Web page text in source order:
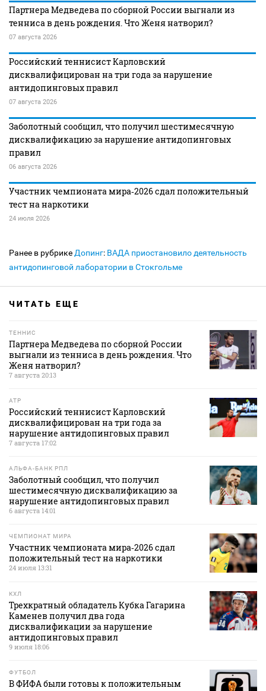
Партнера Медведева по сборной России выгнали из
тенниса в день рождения. Что Женя натворил?
07 августа 2026
Российский теннисист Карловский
дисквалифицирован на три года за нарушение
антидопинговых правил
07 августа 2026
Заболотный сообщил, что получил шестимесячную
дисквалификацию за нарушение антидопинговых
правил
06 августа 2026
Участник чемпионата мира‑2026 сдал положительный
тест на наркотики
24 июля 2026
Ранее в рубрике Допинг: ВАДА приостановило деятельность
антидопинговой лаборатории в Стокгольме
ЧИТАТЬ ЕЩЕ
ТЕННИС
Партнера Медведева по сборной России
выгнали из тенниса в день рождения. Что
Женя натворил?
7 августа 20:13
ATP
Российский теннисист Карловский
дисквалифицирован на три года за
нарушение антидопинговых правил
7 августа 17:02
АЛЬФА-БАНК РПЛ
Заболотный сообщил, что получил
шестимесячную дисквалификацию за
нарушение антидопинговых правил
6 августа 14:01
ЧЕМПИОНАТ МИРА
Участник чемпионата мира‑2026 сдал
положительный тест на наркотики
24 июля 13:31
КХЛ
Трехкратный обладатель Кубка Гагарина
Каменев получил два года
дисквалификации за нарушение
антидопинговых правил
9 июля 18:06
ФУТБОЛ
В ФИФА были готовы к положительным